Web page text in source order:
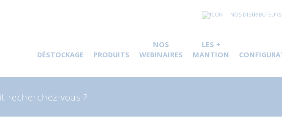
NOS DISTRIBUTEURS
DÉSTOCKAGE PRODUITS
NOS
WEBINAIRES
LES +
MANTION
Recherche